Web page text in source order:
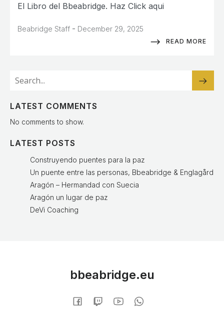
El Libro del Bbeabridge. Haz Click aqui
Beabridge Staff - December 29, 2025
READ MORE
LATEST COMMENTS
No comments to show.
LATEST POSTS
Construyendo puentes para la paz
Un puente entre las personas, Bbeabridge & Englagård
Aragón – Hermandad con Suecia
Aragón un lugar de paz
DeVi Coaching
bbeabridge.eu